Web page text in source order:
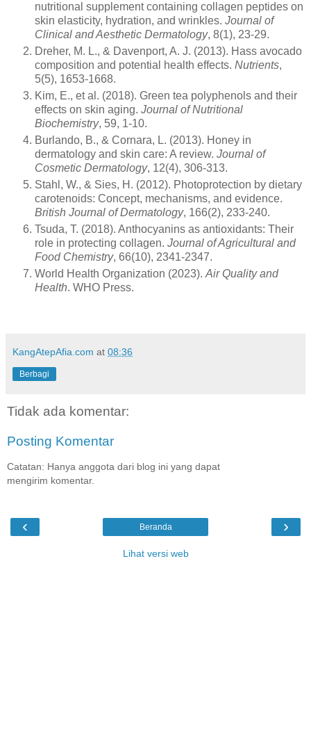
nutritional supplement containing collagen peptides on
skin elasticity, hydration, and wrinkles. Journal of
Clinical and Aesthetic Dermatology, 8(1), 23-29.
Dreher, M. L., & Davenport, A. J. (2013). Hass avocado
composition and potential health effects. Nutrients,
5(5), 1653-1668.
Kim, E., et al. (2018). Green tea polyphenols and their
effects on skin aging. Journal of Nutritional
Biochemistry, 59, 1-10.
Burlando, B., & Cornara, L. (2013). Honey in
dermatology and skin care: A review. Journal of
Cosmetic Dermatology, 12(4), 306-313.
Stahl, W., & Sies, H. (2012). Photoprotection by dietary
carotenoids: Concept, mechanisms, and evidence.
British Journal of Dermatology, 166(2), 233-240.
Tsuda, T. (2018). Anthocyanins as antioxidants: Their
role in protecting collagen. Journal of Agricultural and
Food Chemistry, 66(10), 2341-2347.
World Health Organization (2023). Air Quality and
Health. WHO Press.
KangAtepAfia.com at 08:36
Berbagi
Tidak ada komentar:
Posting Komentar
Catatan: Hanya anggota dari blog ini yang dapat
mengirim komentar.
‹ ›
Beranda
Lihat versi web